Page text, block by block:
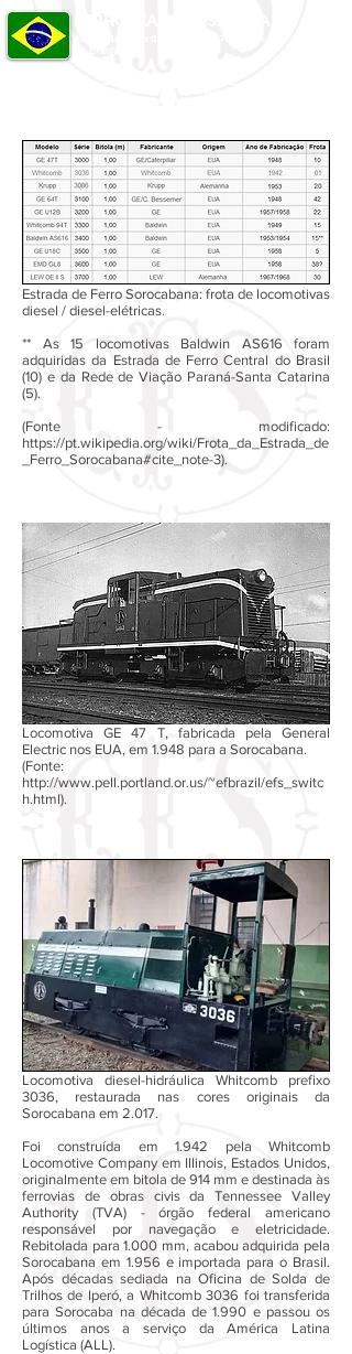
Estrada de Ferro Sorocabana: frota de locomotivas
diesel / diesel-elétricas.
** As 15 locomotivas Baldwin AS616 foram
adquiridas da Estrada de Ferro Central do Brasil
(10) e da Rede de Viação Paraná-Santa Catarina
(5).
(Fonte - modificado:
https://pt.wikipedia.org/wiki/Frota_da_Estrada_de
_Ferro_Sorocabana#cite_note-3).
Locomotiva GE 47 T, fabricada pela General
Electric nos EUA, em 1.948 para a Sorocabana.
(Fonte:
http://www.pell.portland.or.us/~efbrazil/efs_switc
h.html).
Locomotiva diesel-hidráulica Whitcomb prefixo
3036, restaurada nas cores originais da
Sorocabana em 2.017.
Foi construída em 1.942 pela Whitcomb
Locomotive Company em Illinois, Estados Unidos,
originalmente em bitola de 914 mm e destinada às
ferrovias de obras civis da Tennessee Valley
Authority (TVA) - órgão federal americano
responsável por navegação e eletricidade.
Rebitolada para 1.000 mm, acabou adquirida pela
Sorocabana em 1.956 e importada para o Brasil.
Após décadas sediada na Oficina de Solda de
Trilhos de Iperó, a Whitcomb 3036 foi transferida
para Sorocaba na década de 1.990 e passou os
últimos anos a serviço da América Latina
Logística (ALL).